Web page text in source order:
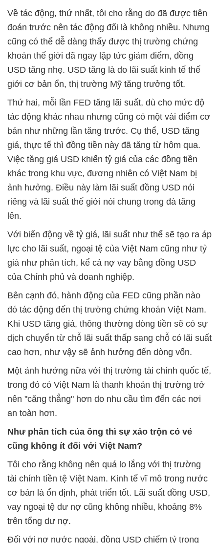
Về tác động, thứ nhất, tôi cho rằng do đã được tiên
đoán trước nên tác động đối là không nhiều. Nhưng
cũng có thể dễ dàng thấy được thị trường chứng
khoán thế giới đã ngay lập tức giảm điểm, đồng
USD tăng nhẹ. USD tăng là do lãi suất kinh tế thế
giới cơ bản ổn, thị trường Mỹ tăng trưởng tốt.
Thứ hai, mỗi lần FED tăng lãi suất, dù cho mức độ
tác động khác nhau nhưng cũng có một vài điểm cơ
bản như những lần tăng trước. Cụ thể, USD tăng
giá, thực tế thì đồng tiền này đã tăng từ hôm qua.
Việc tăng giá USD khiến tỷ giá của các đồng tiền
khác trong khu vực, đương nhiên có Việt Nam bị
ảnh hưởng. Điều này làm lãi suất đồng USD nói
riêng và lãi suất thế giới nói chung trong đà tăng
lên.
Với biến động về tỷ giá, lãi suất như thế sẽ tạo ra áp
lực cho lãi suất, ngoại tệ của Việt Nam cũng như tỷ
giá như phân tích, kể cả nợ vay bằng đồng USD
của Chính phủ và doanh nghiệp.
Bên cạnh đó, hành động của FED cũng phần nào
đó tác động đến thị trường chứng khoán Việt Nam.
Khi USD tăng giá, thông thường dòng tiền sẽ có sự
dịch chuyển từ chỗ lãi suất thấp sang chỗ có lãi suất
cao hơn, như vậy sẽ ảnh hưởng đến dòng vốn.
Một ảnh hưởng nữa với thị trường tài chính quốc tế,
trong đó có Việt Nam là thanh khoản thị trường trở
nên "căng thẳng" hơn do nhu cầu tìm đến các nơi
an toàn hơn.
Như phân tích của ông thì sự xáo trộn có vẻ
cũng không ít đối với Việt Nam?
Tôi cho rằng không nên quá lo lắng với thị trường
tài chính tiền tệ Việt Nam. Kinh tế vĩ mô trong nước
cơ bản là ổn định, phát triển tốt. Lãi suất đồng USD,
vay ngoại tệ dư nợ cũng không nhiều, khoảng 8%
trên tổng dư nợ.
Đối với nợ nước ngoài, đồng USD chiếm tỷ trọng